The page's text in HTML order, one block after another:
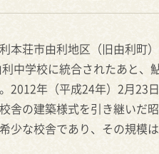
本荘市由利地区（旧由利町
利中学校に統合されたあと
2012年（平成24年）2月23
舎の建築様式を引き継いだ
少な校舎であり、その規模